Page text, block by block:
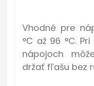
Vhodné pre
°C až 96 °C.
nápojoch
držať fľašu bez